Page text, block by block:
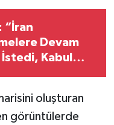
“İran
Devam
İstedi, Kabul
oluşturan
görüntülerde